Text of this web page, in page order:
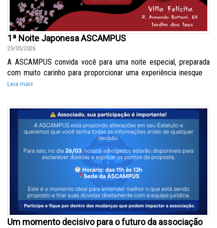
1ª Noite Japonesa ASCAMPUS
29/05/2026
A ASCAMPUS convida você para uma noite especial, preparada
com muito carinho para proporcionar uma experiência inesque
Leia mais
Um momento decisivo para o futuro da associação